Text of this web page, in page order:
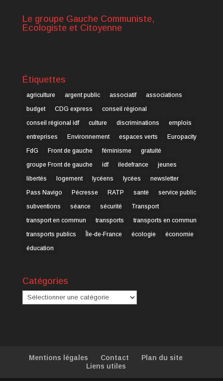
Le groupe Gauche Communiste,
Ecologiste et Citoyenne
Étiquettes
agriculture argent public associatif
associations
budget
CDG express
conseil régional
conseil régional idf
culture discriminations
emplois
entreprises
Environnement espaces verts
Europacity
FdG
Front de gauche féminisme
gratuité
groupe Front de gauche
idf iledefrance
jeunes
libertés
logement lycéens lycées
newsletter
Pass Navigo
Pécresse RATP santé
service public
subventions
séance sécurité
Transport
transport en commun
transports
transports en commun
transports publics
Île-de-France écologie
économie
éducation
Catégories
Catégories
Mentions légales Contact
Plan du site
Liens utiles